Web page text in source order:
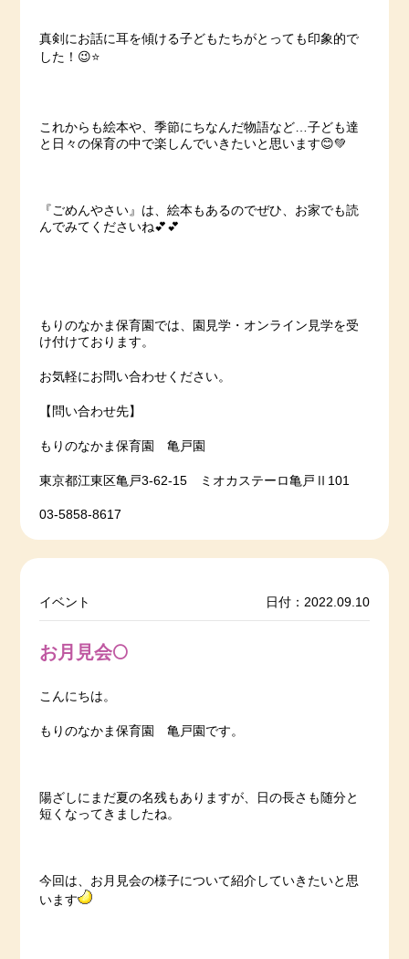
真剣にお話に耳を傾ける子どもたちがとっても印象的で
した！😉⭐️
これからも絵本や、季節にちなんだ物語など…子ども達
と日々の保育の中で楽しんでいきたいと思います😊💚
『ごめんやさい』は、絵本もあるのでぜひ、お家でも読
んでみてくださいね💕💕
もりのなかま保育園では、園見学・オンライン見学を受
け付けております。
お気軽にお問い合わせください。
【問い合わせ先】
もりのなかま保育園 亀戸園
東京都江東区亀戸3-62-15 ミオカステーロ亀戸Ⅱ101
03-5858-8617
イベント 日付：2022.09.10
お月見会🌕
こんにちは。
もりのなかま保育園 亀戸園です。
陽ざしにまだ夏の名残もありますが、日の長さも随分と
短くなってきましたね。
今回は、お月見会の様子について紹介していきたいと思
います